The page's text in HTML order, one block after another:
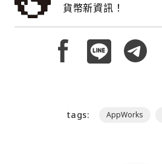
貨幣新資訊！
tags: AppWorks